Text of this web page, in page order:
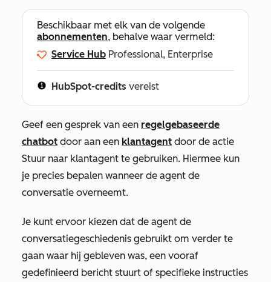
Beschikbaar met elk van de volgende
abonnementen, behalve waar vermeld:
Service Hub Professional, Enterprise
HubSpot-credits vereist
Geef een gesprek van een regelgebaseerde
chatbot door aan een klantagent door de actie
Stuur naar klantagent te gebruiken. Hiermee kun
je precies bepalen wanneer de agent de
conversatie overneemt.
Je kunt ervoor kiezen dat de agent de
conversatiegeschiedenis gebruikt om verder te
gaan waar hij gebleven was, een vooraf
gedefinieerd bericht stuurt of specifieke instructies